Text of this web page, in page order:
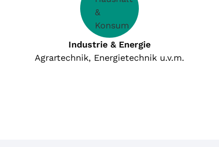
Industrie & Energie
Agrartechnik, Energietechnik u.v.m.